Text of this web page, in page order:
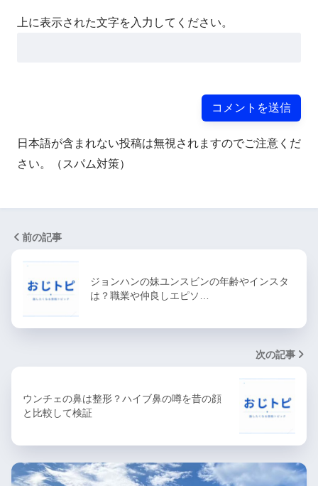
上に表示された文字を入力してください。
日本語が含まれない投稿は無視されますのでご注意くだ
さい。（スパム対策）
前の記事
ジョンハンの妹ユンスビンの年齢やインスタ
は？職業や仲良しエピソ…
次の記事
ウンチェの鼻は整形？ハイブ鼻の噂を昔の顔
と比較して検証